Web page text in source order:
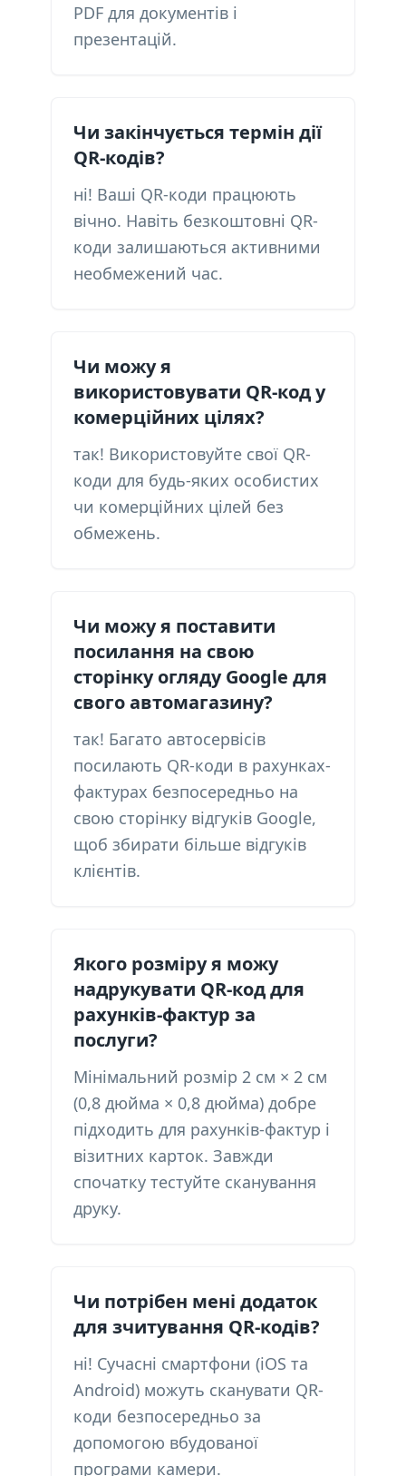
PDF для документів і
презентацій.
Чи закінчується термін дії
QR-кодів?
ні! Ваші QR-коди працюють
вічно. Навіть безкоштовні QR-
коди залишаються активними
необмежений час.
Чи можу я
використовувати QR-код у
комерційних цілях?
так! Використовуйте свої QR-
коди для будь-яких особистих
чи комерційних цілей без
обмежень.
Чи можу я поставити
посилання на свою
сторінку огляду Google для
свого автомагазину?
так! Багато автосервісів
посилають QR-коди в рахунках-
фактурах безпосередньо на
свою сторінку відгуків Google,
щоб збирати більше відгуків
клієнтів.
Якого розміру я можу
надрукувати QR-код для
рахунків-фактур за
послуги?
Мінімальний розмір 2 см × 2 см
(0,8 дюйма × 0,8 дюйма) добре
підходить для рахунків-фактур і
візитних карток. Завжди
спочатку тестуйте сканування
друку.
Чи потрібен мені додаток
для зчитування QR-кодів?
ні! Сучасні смартфони (iOS та
Android) можуть сканувати QR-
коди безпосередньо за
допомогою вбудованої
програми камери.